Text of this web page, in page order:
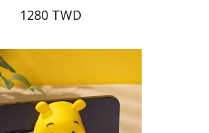
1280 TWD